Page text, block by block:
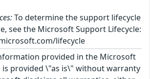
To determine the support lifecycle
see the Microsoft Support Lifecycle:
lifecycle
provided in the Microsoft
is provided \"as is\" without warranty